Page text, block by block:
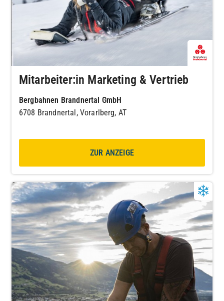
Mitarbeiter:in Marketing & Vertrieb
Bergbahnen Brandnertal GmbH
6708 Brandnertal, Vorarlberg, AT
ZUR ANZEIGE